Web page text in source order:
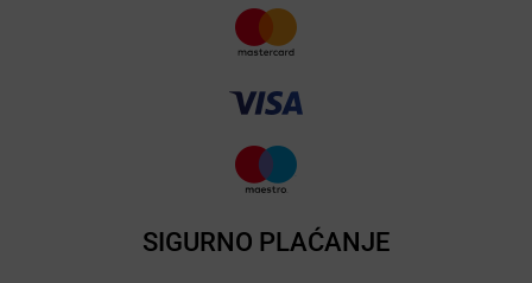
SIGURNO PLAĆANJE